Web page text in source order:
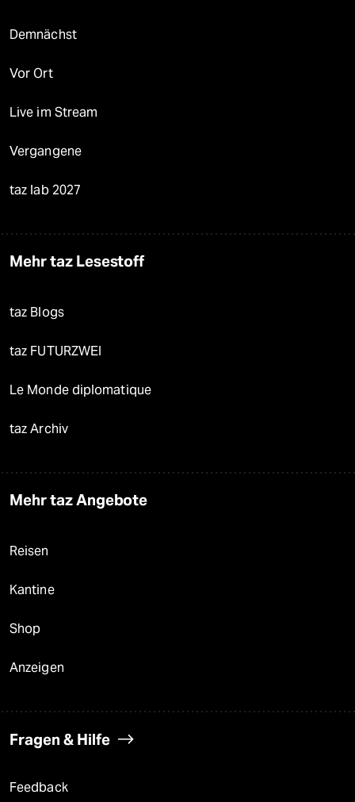
Demnächst
Vor Ort
Live im Stream
Vergangene
taz lab 2027
Mehr taz Lesestoff
taz Blogs
taz FUTURZWEI
Le Monde diplomatique
taz Archiv
Mehr taz Angebote
Reisen
Kantine
Shop
Anzeigen
Fragen & Hilfe
Feedback